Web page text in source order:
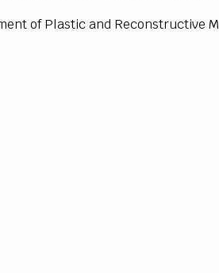
SCIENTIFICO AUTORI CURATORI FOTOGRAFI
entof Plasticand Reconstructive M